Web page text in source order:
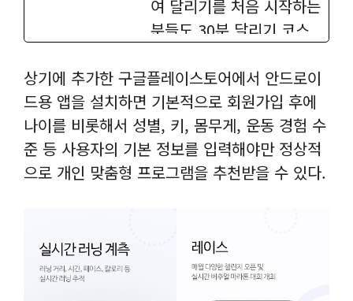
여 달리기를 처음 시작하는
분들도 30분 달리기 코스
있습니다.
다양한 맞춤형 달리기 훈련
플랜 제공
30분 달리기 도전(24일 코
달리기(매일 반복), 매일
즐겁게 걷기(매일 반복),
상기에 추가한 구글플레이스토어에서 안드로이
드용 앱을 설치하면 기본적으로 회원가입 후에
나이를 비롯해서 성별, 키, 몸무게, 운동 경험 수
준 등 사용자의 기본 정보를 입력해야만 정상적
으로 개인 맞춤형 프로그램을 추천받을 수 있다.